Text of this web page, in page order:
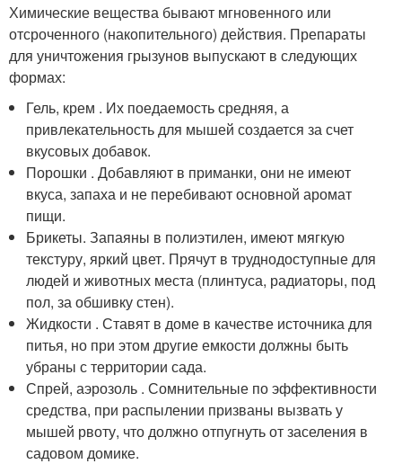
Химические вещества бывают мгновенного или
отсроченного (накопительного) действия. Препараты
для уничтожения грызунов выпускают в следующих
формах:
Гель, крем . Их поедаемость средняя, а
привлекательность для мышей создается за счет
вкусовых добавок.
Порошки . Добавляют в приманки, они не имеют
вкуса, запаха и не перебивают основной аромат
пищи.
Брикеты. Запаяны в полиэтилен, имеют мягкую
текстуру, яркий цвет. Прячут в труднодоступные для
людей и животных места (плинтуса, радиаторы, под
пол, за обшивку стен).
Жидкости . Ставят в доме в качестве источника для
питья, но при этом другие емкости должны быть
убраны с территории сада.
Спрей, аэрозоль . Сомнительные по эффективности
средства, при распылении призваны вызвать у
мышей рвоту, что должно отпугнуть от заселения в
садовом домике.